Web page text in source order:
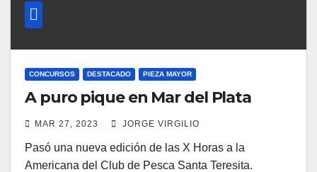
CONCURSOS DESTACADO PIEZA MAYOR
A puro pique en Mar del Plata
MAR 27, 2023 JORGE VIRGILIO
Pasó una nueva edición de las X Horas a la
Americana del Club de Pesca Santa Teresita.